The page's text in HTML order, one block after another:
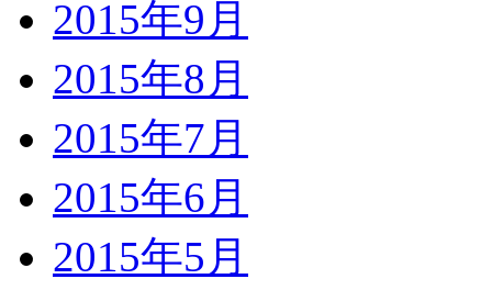
2015年9月
2015年8月
2015年7月
2015年6月
2015年5月